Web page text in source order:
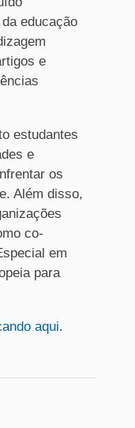
educação
e
estudantes
e
os
Além disso,
co-
em
para
aqui.